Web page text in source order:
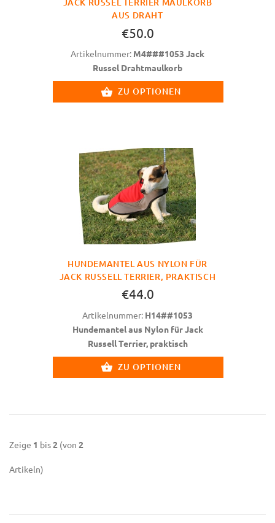
AUS DRAHT
€50.0
Artikelnummer: M4###1053 Jack
Russel Drahtmaulkorb
ZU OPTIONEN
HUNDEMANTEL AUS NYLON FÜR
JACK RUSSELL TERRIER, PRAKTISCH
€44.0
Artikelnummer: H14##1053
Hundemantel aus Nylon für Jack
Russell Terrier, praktisch
ZU OPTIONEN
Zeige 1 bis2 (von 2
Artikeln)